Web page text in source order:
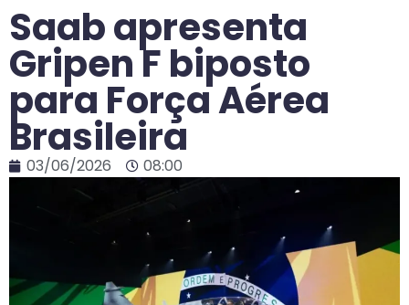
Saab apresenta
Gripen F biposto
para Força Aérea
Brasileira
03/06/2026 08:00